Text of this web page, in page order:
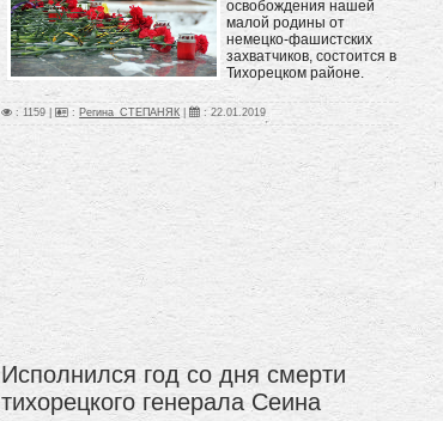
освобождения нашей
малой родины от
немецко-фашистских
захватчиков, состоится в
Тихорецком районе.
: 1159 | : Регина_СТЕПАНЯК | :22.01.2019
Исполнился год со дня смерти
тихорецкого генерала Сеина